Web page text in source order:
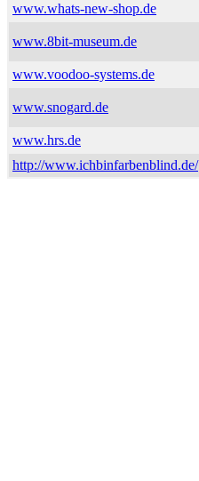
www.whats-new-shop.de
www.8bit-museum.de
www.voodoo-systems.de
www.snogard.de
www.hrs.de
http://www.ichbinfarbenblind.de/